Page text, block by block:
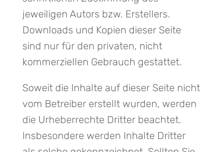
jeweiligen Autors bzw. Erstellers.
Downloads und Kopien dieser Seite
sind nur für den privaten, nicht
kommerziellen Gebrauch gestattet.
Soweit die Inhalte auf dieser Seite nicht
vom Betreiber erstellt wurden, werden
die Urheberrechte Dritter beachtet.
Insbesondere werden Inhalte Dritter